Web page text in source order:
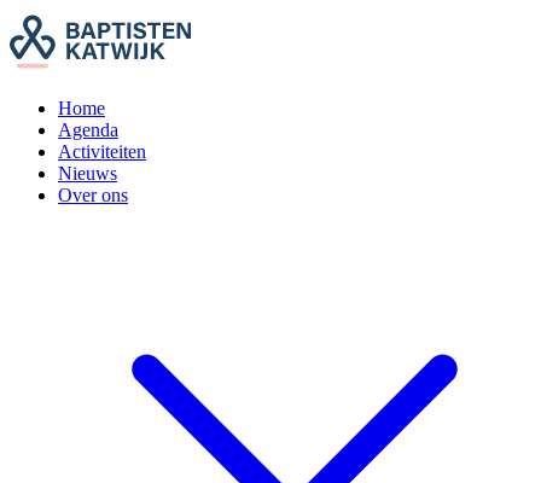
Home
Agenda
Activiteiten
Nieuws
Over ons